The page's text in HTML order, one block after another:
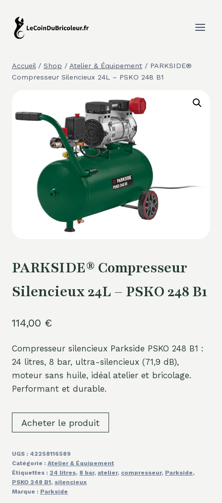
contenu
Accueil / Shop / Atelier & Équipement / PARKSIDE®
Compresseur Silencieux 24L – PSKO 248 B1
PARKSIDE® Compresseur
Silencieux 24L – PSKO 248 B1
114,00 €
Compresseur silencieux Parkside PSKO 248 B1 :
24 litres, 8 bar, ultra-silencieux (71,9 dB),
moteur sans huile, idéal atelier et bricolage.
Performant et durable.
Acheter le produit
UGS : 42258116589
Catégorie : Atelier & Équipement
Étiquettes : 24 litres, 8 bar, atelier, compresseur, Parkside,
PSKO 248 B1, silencieux
Marque : Parkside